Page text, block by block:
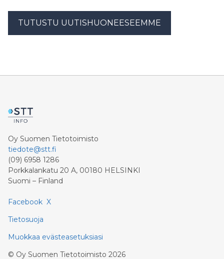
TUTUSTU UUTISHUONEESEEMME
Oy Suomen Tietotoimisto
tiedote@stt.fi
(09) 6958 1286
Porkkalankatu 20 A, 00180 HELSINKI
Suomi – Finland
Facebook X
Tietosuoja
Muokkaa evästeasetuksiasi
© Oy Suomen Tietotoimisto 2026